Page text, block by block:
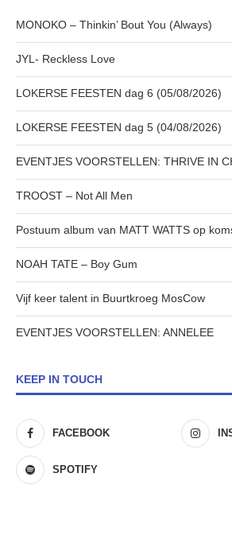
MONOKO – Thinkin’ Bout You (Always)
JYL- Reckless Love
LOKERSE FEESTEN dag 6 (05/08/2026)
LOKERSE FEESTEN dag 5 (04/08/2026)
EVENTJES VOORSTELLEN: THRIVE IN
TROOST – Not All Men
Postuum album van MATT WATTS op
NOAH TATE – Boy Gum
Vijf keer talent in Buurtkroeg MosCow
EVENTJES VOORSTELLEN: ANNELEE
KEEP IN TOUCH
FACEBOOK
SPOTIFY